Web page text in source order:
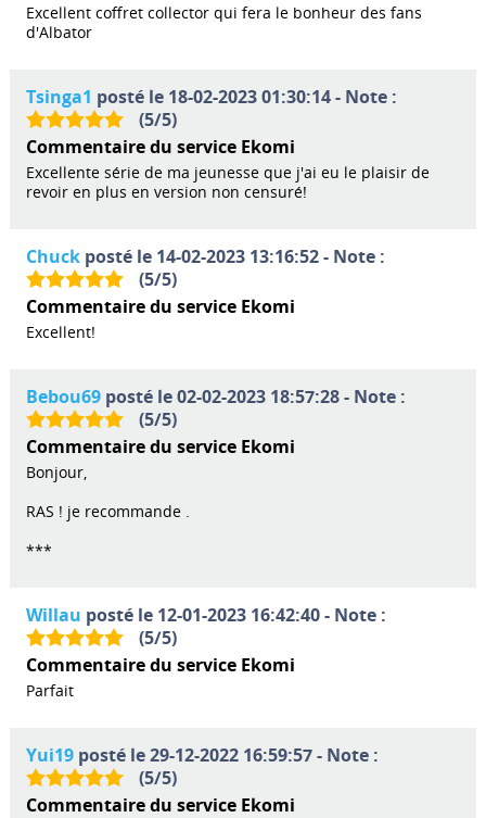
Excellent coffret collector qui fera le bonheur des fans
d'Albator
Tsinga1 posté le 18-02-2023 01:30:14 - Note :
(5/5)
Commentaire du service Ekomi
Excellente série de ma jeunesse que j'ai eu le plaisir de
revoir en plus en version non censuré!
Chuckposté le 14-02-2023 13:16:52 - Note :
(5/5)
Commentaire du service Ekomi
Excellent!
Bebou69posté le 02-02-2023 18:57:28 - Note :
(5/5)
Commentaire du service Ekomi
Bonjour,
RAS ! je recommande .
***
Willau posté le 12-01-2023 16:42:40 - Note :
(5/5)
Commentaire du service Ekomi
Parfait
Yui19posté le 29-12-2022 16:59:57 - Note :
(5/5)
Commentaire du service Ekomi